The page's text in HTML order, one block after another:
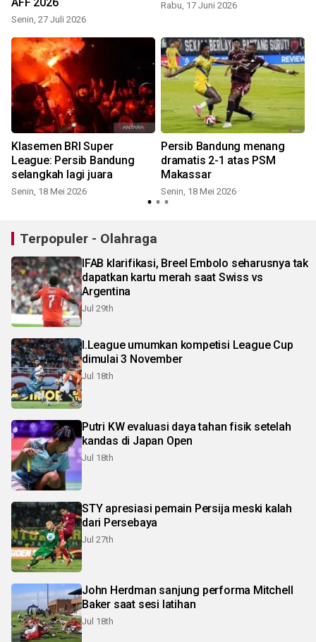
Senin, 27 Juli 2026
Rabu, 17 Juni 2026
Klasemen BRI Super
League: Persib Bandung
selangkah lagi juara
Senin, 18 Mei 2026
Persib Bandung menang
dramatis 2-1 atas PSM
Makassar
Senin, 18 Mei 2026
Terpopuler - Olahraga
IFAB klarifikasi, Breel Embolo seharusnya tak
dapatkan kartu merah saat Swiss vs
Argentina
Jul 29th
I.League umumkan kompetisi League Cup
dimulai 3 November
Jul 18th
Putri KW evaluasi daya tahan fisik setelah
kandas di Japan Open
Jul 18th
STY apresiasi pemain Persija meski kalah
dari Persebaya
Jul 27th
John Herdman sanjung performa Mitchell
Baker saat sesi latihan
Jul 18th